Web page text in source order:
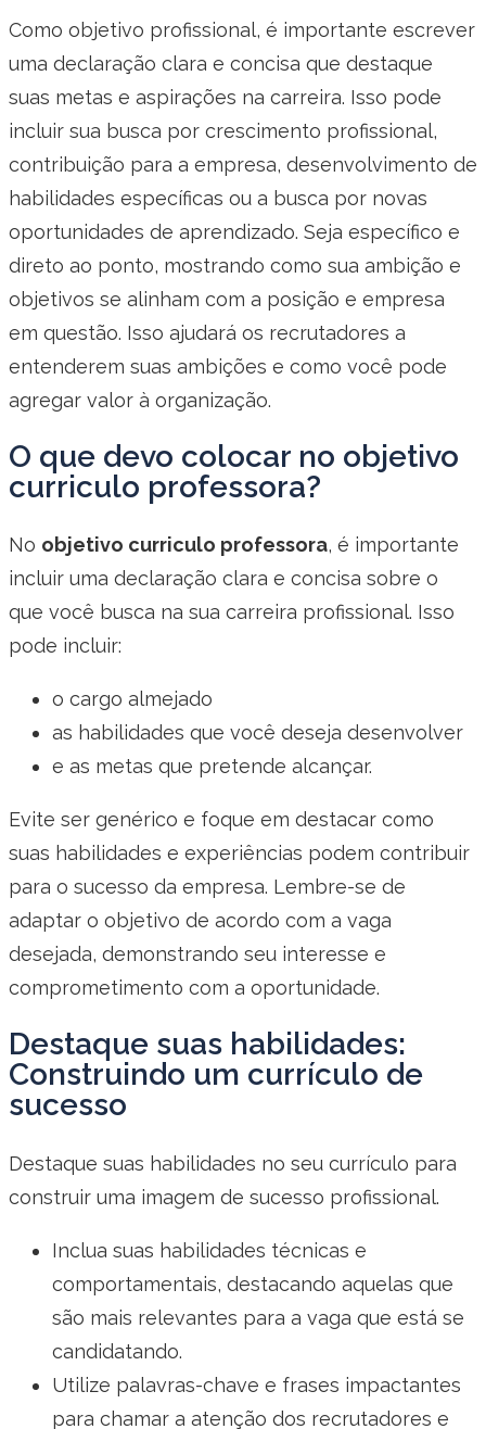
Como objetivo profissional, é importante escrever
uma declaração clara e concisa que destaque
suas metas e aspirações na carreira. Isso pode
incluir sua busca por crescimento profissional,
contribuição para a empresa, desenvolvimento de
habilidades específicas ou a busca por novas
oportunidades de aprendizado. Seja específico e
direto ao ponto, mostrando como sua ambição e
objetivos se alinham com a posição e empresa
em questão. Isso ajudará os recrutadores a
entenderem suas ambições e como você pode
agregar valor à organização.
O que devo colocar no objetivo
curriculo professora?
No objetivo curriculo professora, é importante
incluir uma declaração clara e concisa sobre o
que você busca na sua carreira profissional. Isso
pode incluir:
o cargo almejado
as habilidades que você deseja desenvolver
e as metas que pretende alcançar.
Evite ser genérico e foque em destacar como
suas habilidades e experiências podem contribuir
para o sucesso da empresa. Lembre-se de
adaptar o objetivo de acordo com a vaga
desejada, demonstrando seu interesse e
comprometimento com a oportunidade.
Destaque suas habilidades:
Construindo um currículo de
sucesso
Destaque suas habilidades no seu currículo para
construir uma imagem de sucesso profissional.
Inclua suas habilidades técnicas e
comportamentais, destacando aquelas que
são mais relevantes para a vaga que está se
candidatando.
Utilize palavras-chave e frases impactantes
para chamar a atenção dos recrutadores e